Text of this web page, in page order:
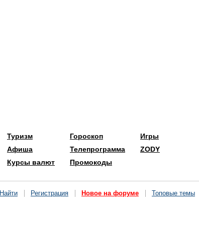
Туризм
Афиша
Курсы валют
Гороскоп
Телепрограмма
Промокоды
Игры
ZODY
Найти Регистрация Новое на форуме Топовые темы